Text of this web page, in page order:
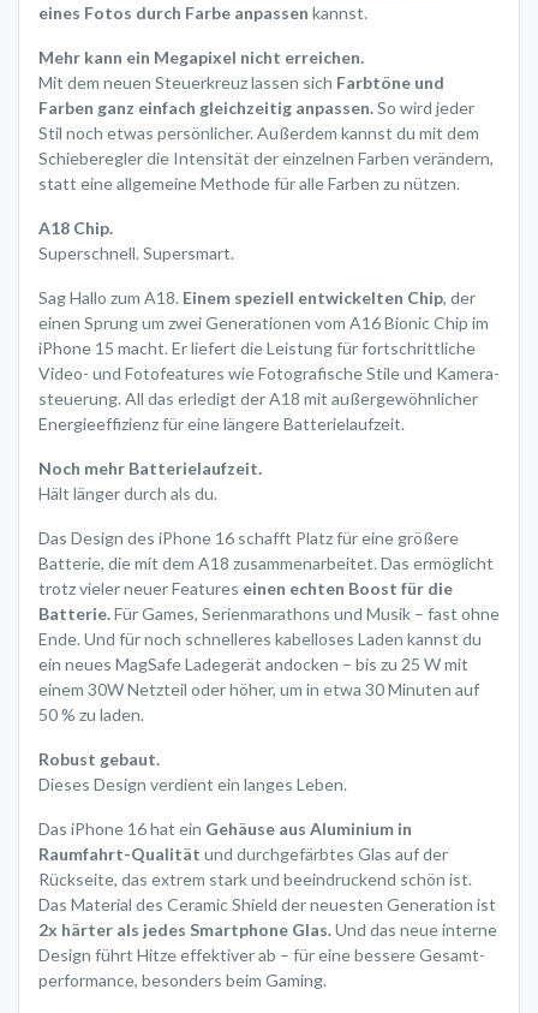
eines Fotos durch Farbe anpassen kannst.
Mehr kann ein Megapixel nicht erreichen.
Mit dem neuen Steuerkreuz lassen sich Farbtöne und
Farben ganz einfach gleichzeitig anpassen.So wird jeder
Stil noch etwas persönlicher. Außerdem kannst du mit dem
Schieberegler die Intensität der einzelnen Farben verändern,
statt eine allgemeine Methode für alle Farben zu nützen.
A18 Chip.
Superschnell. Supersmart.
Sag Hallo zum A18. Einem speziell entwickelten Chip, der
einen Sprung um zwei Generationen vom A16 Bionic Chip im
iPhone 15 macht. Er liefert die Leistung für fortschrittliche
Video- und Fotofeatures wie Fotografische Stile und Kamera­
steuerung. All das erledigt der A18 mit außergewöhnlicher
Energieeffizienz für eine längere Batterielaufzeit.
Noch mehr Batterielaufzeit.
Hält länger durch als du.
Das Design des iPhone 16 schafft Platz für eine größere
Batterie, die mit dem A18 zusammen­arbeitet. Das ermöglicht
trotz vieler neuer Features einen echten Boost für die
Batterie.Für Games, Serien­marathons und Musik – fast ohne
Ende. Und für noch schnelleres kabelloses Laden kannst du
ein neues MagSafe Ladegerät andocken – bis zu 25 W mit
einem 30W Netzteil oder höher, um in etwa 30 Minuten auf
50 % zu laden.
Robust gebaut.
Dieses Design verdient ein langes Leben.
Das iPhone 16 hat ein Gehäuse aus Aluminium in
Raumfahrt-Qualität und durch­gefärbtes Glas auf der
Rückseite, das extrem stark und beein­druckend schön ist.
Das Material des Ceramic Shield der neuesten Generation ist
2x härter als jedes Smartphone Glas.Und das neue interne
Design führt Hitze effektiver ab – für eine bessere Gesamt­
performance, besonders beim Gaming.